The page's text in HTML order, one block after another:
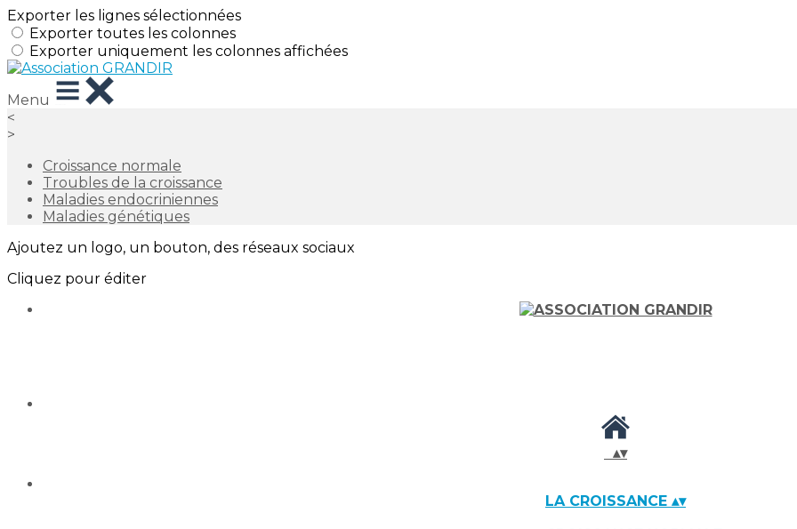
Exporter les lignes sélectionnées
Exporter toutes les colonnes
Exporter uniquement les colonnes affichées
Menu
<
>
Croissance normale
Troubles de la croissance
Maladies endocriniennes
Maladies génétiques
Ajoutez un logo, un bouton, des réseaux sociaux
Cliquez pour éditer
▴▾
LA CROISSANCE ▴▾